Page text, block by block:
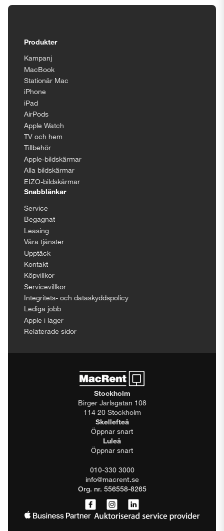
Produkter
Kampanj
MacBook
Stationär Mac
iPhone
iPad
AirPods
Apple Watch
TV och hem
Tillbehör
Apple-bildskärmar
Alla bildskärmar
EIZO-bildskärmar
Snabblänkar
Service
Begagnat
Leasing
Våra tjänster
Upptäck
Kontakt
Köpvillkor
Servicevillkor
Integritets- och dataskyddspolicy
Lediga jobb
Apple i lager
Relaterade sidor
Stockholm
Birger Jarlsgatan 108
114 20 Stockholm
Skellefteå
Öppnar snart
Luleå
Öppnar snart
010-330 3000
info@macrent.se
Org. nr. 556558-8265